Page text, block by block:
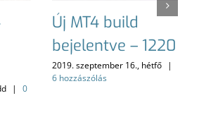
|
0
Új MT4 build
bejelentve – 1220
2019. szeptember 16., hétfő |
6 hozzászólás